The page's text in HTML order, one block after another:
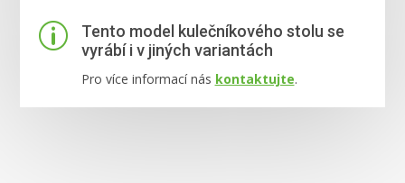
p
Tento model kulečníkového stolu se
vyrábí i v jiných variantách
Pro více informací nás kontaktujte.